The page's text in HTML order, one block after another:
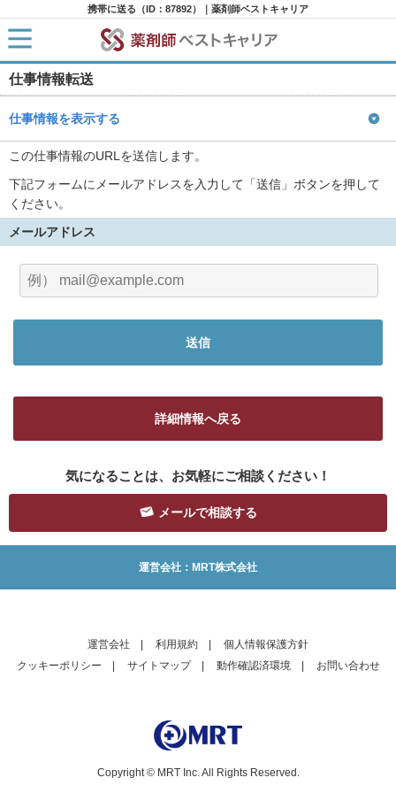
携帯に送る（ID：87892）｜薬剤師ベストキャリア
仕事情報転送
仕事情報を表示する
この仕事情報のURLを送信します。
下記フォームにメールアドレスを入力して「送信」ボタンを押して
ください。
メールアドレス
詳細情報へ戻る
気になることは、お気軽にご相談ください！
メールで相談する
運営会社：MRT株式会社
運営会社 利用規約
個人情報保護方針
クッキーポリシー
サイトマップ| 動作確認済環境| お問い合わせ
Copyright © MRT Inc. All Rights Reserved.
HOME
求人検索
新着求人
キャリアアドバイザー紹介
転職支援サービスに申し込む